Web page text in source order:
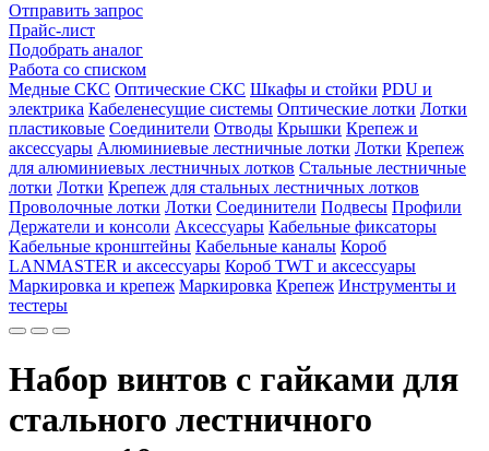
Отправить запрос
Прайс-лист
Подобрать аналог
Работа со списком
Медные СКС Оптические СКС Шкафы и стойки PDU и
электрика Кабеленесущие системы Оптические лотки Лотки
пластиковые Соединители Отводы Крышки Крепеж и
аксессуары Алюминиевые лестничные лотки Лотки Крепеж
для алюминиевых лестничных лотков Стальные лестничные
лотки Лотки Крепеж для стальных лестничных лотков
Проволочные лотки Лотки Соединители Подвесы Профили
Держатели и консоли Аксессуары Кабельные фиксаторы
Кабельные кронштейны Кабельные каналы Короб
LANMASTER и аксессуары Короб TWT и аксессуары
Маркировка и крепеж Маркировка Крепеж Инструменты и
тестеры
Набор винтов с гайками для
стального лестничного